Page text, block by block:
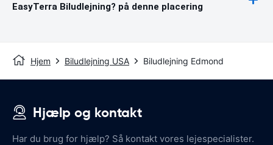
EasyTerra Biludlejning? på denne placering
Hjem Biludlejning USA Biludlejning Edmond
Hjælp og kontakt
Har du brug for hjælp? Så kontakt vores lejespecialister.